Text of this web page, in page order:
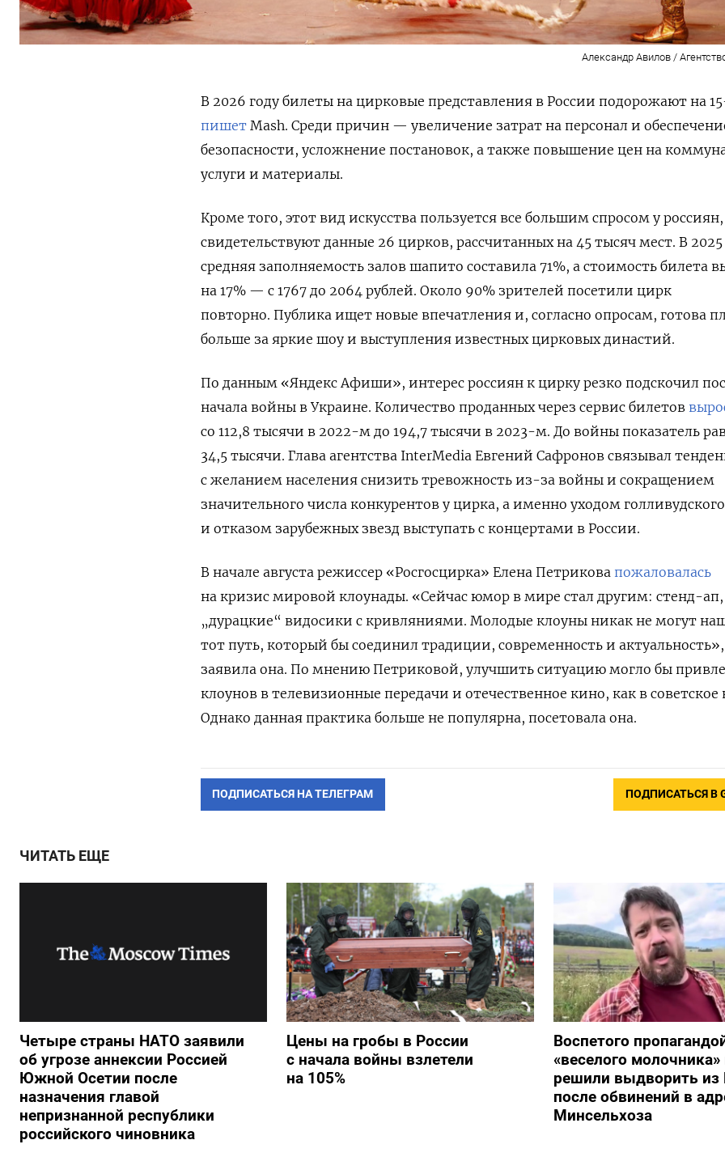
Александр Авилов /
В 2026 году билеты на цирковые представления в России подорожают на
пишет Mash. Среди причин — увеличение затрат на персонал и
безопасности, усложнение постановок, а также повышение цен на
услуги и материалы.
Кроме того, этот вид искусства пользуется все большим спросом у
свидетельствуют данные 26 цирков, рассчитанных на 45 тысяч мест. В 2025
средняя заполняемость залов шапито составила 71%, а стоимость билета
на 17% — с 1767 до 2064 рублей. Около 90% зрителей посетили цирк
повторно. Публика ищет новые впечатления и, согласно опросам, готова
больше за яркие шоу и выступления известных цирковых династий.
По данным «Яндекс Афиши», интерес россиян к цирку резко подскочил
начала войны в Украине. Количество проданных через сервис билетов
со 112,8 тысячи в 2022-м до 194,7 тысячи в 2023-м. До войны показатель
34,5 тысячи. Глава агентства InterMedia Евгений Сафронов связывал
с желанием населения снизить тревожность из-за войны и сокращением
значительного числа конкурентов у цирка, а именно уходом
и отказом зарубежных звезд выступать с концертами в России.
В начале августа режиссер «Росгосцирка» Елена Петрикова пожаловалась
на кризис мировой клоунады. «Сейчас юмор в мире стал другим: стенд-ап,
„дурацкие“ видосики с кривляниями. Молодые клоуны никак не могут
тот путь, который бы соединил традиции, современность и
заявила она. По мнению Петриковой, улучшить ситуацию могло бы
клоунов в телевизионные передачи и отечественное кино, как в советское
Однако данная практика больше не популярна, посетовала она.
ПОДПИСАТЬСЯ НА ТЕЛЕГРАМ ПОДПИСАТЬСЯ В
ЧИТАТЬ ЕЩЕ
Четыре страны НАТО заявили
об угрозе аннексии Россией
Южной Осетии после
назначения главой
непризнанной республики
российского чиновника
Цены на гробы в России
с начала войны взлетели
на 105%
Воспетого
«веселого
решили выдворить из
после обвинений в
Минсельхоза